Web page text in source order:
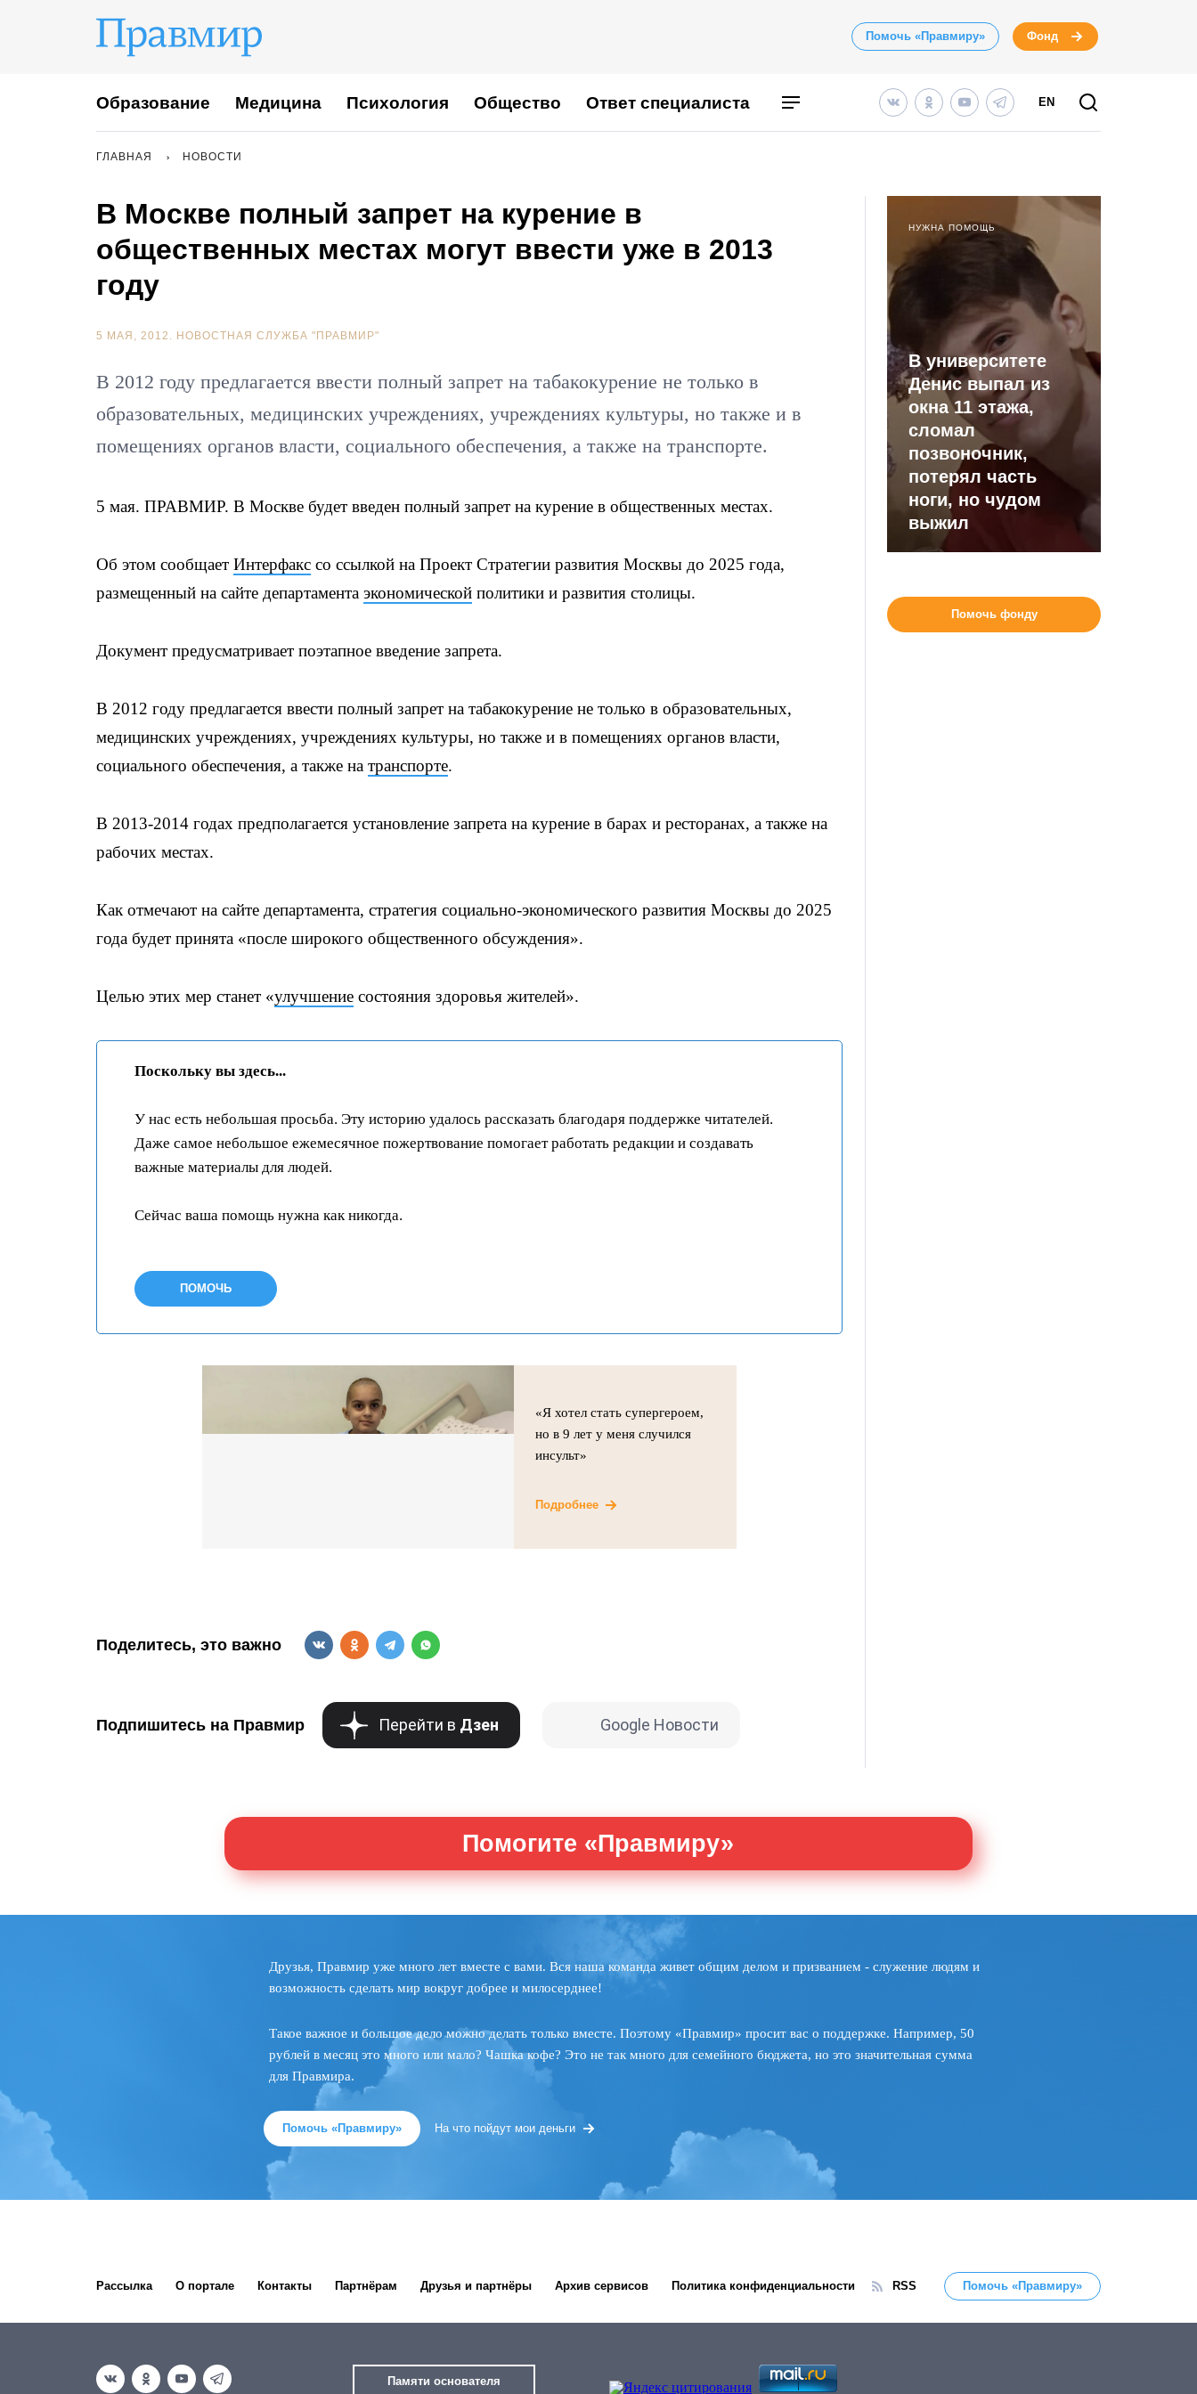
Помочь «Правмиру» Фонд
Образование Медицина Психология Общество Ответ специалиста EN
ГЛАВНАЯ НОВОСТИ
В Москве полный запрет на курение в
общественных местах могут ввести уже в 2013
году
5 МАЯ, 2012. НОВОСТНАЯ СЛУЖБА "ПРАВМИР"
В 2012 году предлагается ввести полный запрет на табакокурение не только в
образовательных, медицинских учреждениях, учреждениях культуры, но также и в
помещениях органов власти, социального обеспечения, а также на транспорте.
5 мая. ПРАВМИР. В Москве будет введен полный запрет на курение в общественных местах.
Об этом сообщает Интерфакс со ссылкой на Проект Стратегии развития Москвы до 2025 года,
размещенный на сайте департамента экономической политики и развития столицы.
Документ предусматривает поэтапное введение запрета.
В 2012 году предлагается ввести полный запрет на табакокурение не только в образовательных,
медицинских учреждениях, учреждениях культуры, но также и в помещениях органов власти,
социального обеспечения, а также на транспорте.
В 2013-2014 годах предполагается установление запрета на курение в барах и ресторанах, а также на
рабочих местах.
Как отмечают на сайте департамента, стратегия социально-экономического развития Москвы до 2025
года будет принята «после широкого общественного обсуждения».
Целью этих мер станет «улучшение состояния здоровья жителей».
Поскольку вы здесь...
У нас есть небольшая просьба. Эту историю удалось рассказать благодаря поддержке читателей.
Даже самое небольшое ежемесячное пожертвование помогает работать редакции и создавать
важные материалы для людей.
Сейчас ваша помощь нужна как никогда.
ПОМОЧЬ
«Я хотел стать супергероем,
но в 9 лет у меня случился
инсульт»
Подробнее
Поделитесь, это важно
Подпишитесь на Правмир Перейти в Дзен Google Новости
НУЖНА ПОМОЩЬ
В университете
Денис выпал из
окна 11 этажа,
сломал
позвоночник,
потерял часть
ноги, но чудом
выжил
Помочь фонду
Помогите «Правмиру»
Друзья, Правмир уже много лет вместе с вами. Вся наша команда живет общим делом и призванием - служение людям и
возможность сделать мир вокруг добрее и милосерднее!
Такое важное и большое дело можно делать только вместе. Поэтому «Правмир» просит вас о поддержке. Например, 50
рублей в месяц это много или мало? Чашка кофе? Это не так много для семейного бюджета, но это значительная сумма
для Правмира.
Помочь «Правмиру» На что пойдут мои деньги
Рассылка О портале Контакты Партнёрам Друзья и партнёры Архив сервисов Политика конфиденциальности RSS Помочь «Правмиру»
Памяти основателя